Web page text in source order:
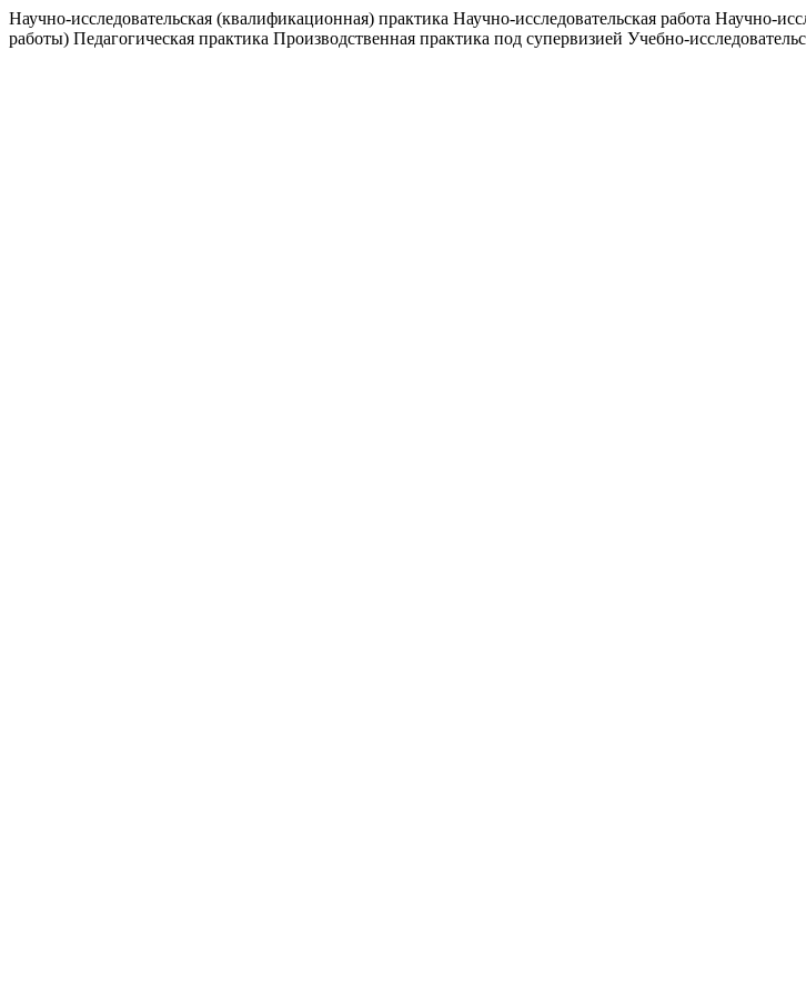
Научно-исследовательская (квалификационная) практика Научно-исследовательская работа Научно-
работы) Педагогическая практика Производственная практика под супервизией Учебно-